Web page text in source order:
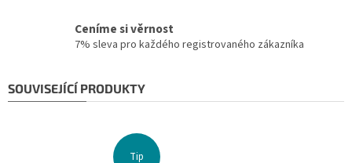
Ceníme si věrnost
7% sleva pro každého registrovaného zákazníka
SOUVISEJÍCÍ PRODUKTY
Tip